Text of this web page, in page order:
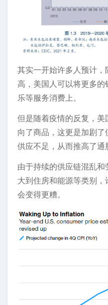
其实一开始许多人预计
高，美国人可以将更多
乐等服务消费上。
但是随着疫情的反复，
向了商品，这更是加剧
供应不足，从而推高了通
由于持续的供应链混乱
大到住房和能源等类别
会变得更糟。